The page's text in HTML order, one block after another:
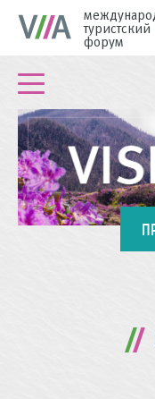
туристский
форум